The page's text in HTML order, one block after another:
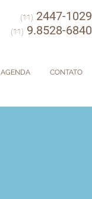
(11) 2447-1029
(11) 9.8528-6840
AGENDA CONTATO